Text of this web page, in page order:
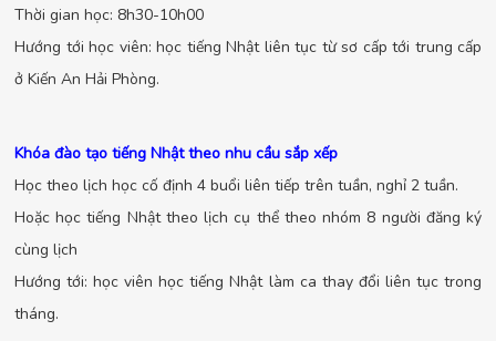
Thời gian học: 8h30-10h00
Hướng tới học viên: học tiếng Nhật liên tục từ sơ cấp tới trung cấp
ở Kiến An Hải Phòng.
Khóa đào tạo tiếng Nhật theo nhu cầu sắp xếp
Học theo lịch học cố định 4 buổi liên tiếp trên tuần, nghỉ 2 tuần.
Hoặc học tiếng Nhật theo lịch cụ thể theo nhóm 8 người đăng ký
cùng lịch
Hướng tới: học viên học tiếng Nhật làm ca thay đổi liên tục trong
tháng.